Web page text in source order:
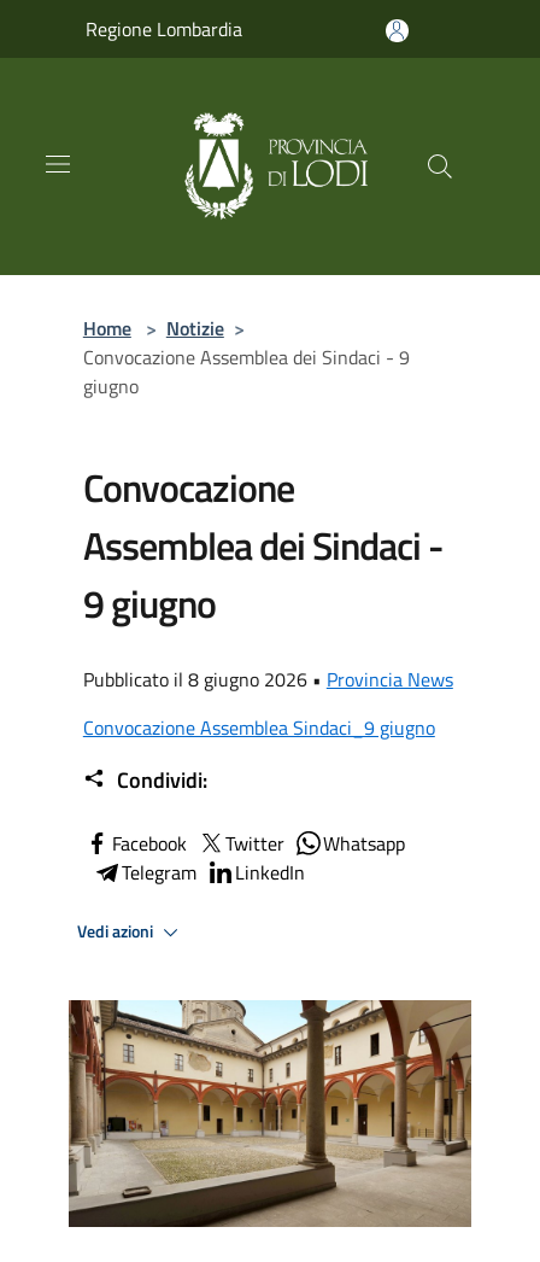
Regione Lombardia
Home > Notizie >
Convocazione Assemblea dei Sindaci - 9
giugno
Convocazione
Assemblea dei Sindaci -
9 giugno
Pubblicato il 8 giugno 2026 • Provincia News
Convocazione Assemblea Sindaci_9 giugno
Condividi:
Facebook Twitter
Whatsapp
Telegram
LinkedIn
Vedi azioni